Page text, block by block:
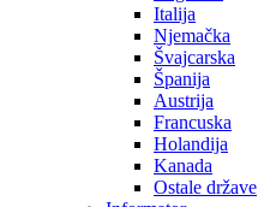
Italija
Njemačka
Švajcarska
Španija
Austrija
Francuska
Holandija
Kanada
Ostale države